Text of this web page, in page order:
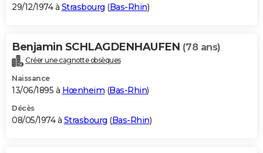
29/12/1974 à Strasbourg (Bas-Rhin)
Benjamin SCHLAGDENHAUFEN (78 ans)
Créer une cagnotte obsèques
Naissance
13/06/1895 à Hœnheim (Bas-Rhin)
Décès
08/05/1974 à Strasbourg (Bas-Rhin)